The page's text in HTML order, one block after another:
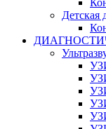
Детская